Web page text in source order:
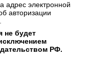
адрес электронной
авторизации
не будет
РФ.